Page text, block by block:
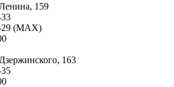
159
29 (MAX)
163